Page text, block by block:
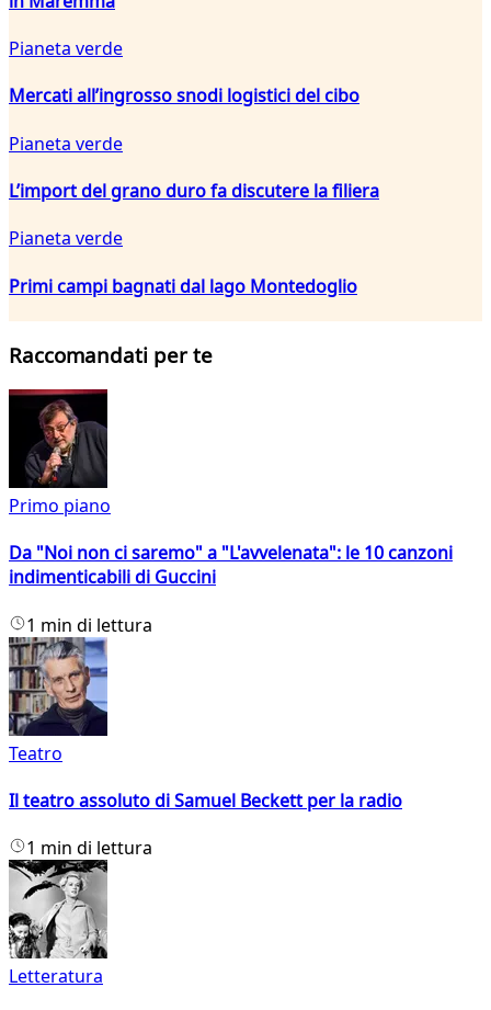
Pianeta verde
Mercati all’ingrosso snodi logistici del cibo
Pianeta verde
L’import del grano duro fa discutere la filiera
Pianeta verde
Primi campi bagnati dal lago Montedoglio
Raccomandati per te
Primo piano
Da "Noi non ci saremo" a "L'avvelenata": le 10 canzoni
indimenticabili di Guccini
1 min di lettura
Teatro
Il teatro assoluto di Samuel Beckett per la radio
1 min di lettura
Letteratura